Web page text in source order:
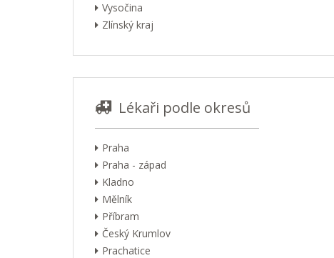
Vysočina
Zlínský kraj
Lékaři podle okresů
Praha
Praha - západ
Kladno
Mělník
Příbram
Český Krumlov
Prachatice